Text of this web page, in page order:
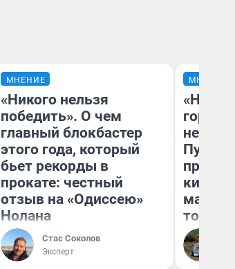
МНЕНИЕ
«Никого нельзя
победить». О чем
главный блокбастер
этого года, который
бьет рекорды в
прокате: честный
отзыв на «Одиссею»
Нолана
Стас Соколов
Эксперт
МНЕНИЕ
«Нет
того